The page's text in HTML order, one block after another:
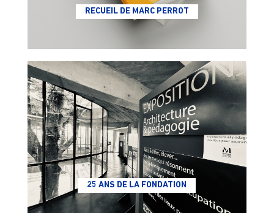
RECUEIL DE MARC PERROT
25 ANS DE LA FONDATION